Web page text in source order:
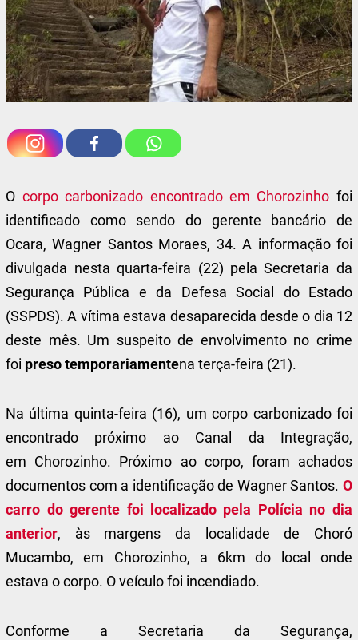
O corpo carbonizado encontrado em Chorozinho foi
identificado como sendo do gerente bancário de
Ocara, Wagner Santos Moraes, 34. A informação foi
divulgada nesta quarta-feira (22) pela Secretaria da
Segurança Pública e da Defesa Social do Estado
(SSPDS). A vítima estava desaparecida desde o dia 12
deste mês. Um suspeito de envolvimento no crime
foi preso temporariamentena terça-feira (21).
Na última quinta-feira (16), um corpo carbonizado foi
encontrado próximo ao Canal da Integração,
em Chorozinho. Próximo ao corpo, foram achados
documentos com a identificação de Wagner Santos. O
carro do gerente foi localizado pela Polícia no dia
anterior, às margens da localidade de Choró
Mucambo, em Chorozinho, a 6km do local onde
estava o corpo. O veículo foi incendiado.
Conforme a Secretaria da Segurança,